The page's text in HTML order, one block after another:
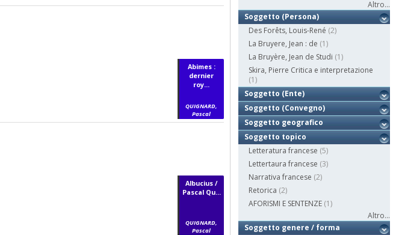
Abimes :
dernier
roy...
QUIGNARD,
Pascal
Albucius /
Pascal Qu...
QUIGNARD,
Pascal
Altro...
Soggetto (Persona)
Des Forêts, Louis-René (2)
La Bruyere, Jean : de (1)
La Bruyère, Jean de Studi (1)
Skira, Pierre Critica e interpretazione
(1)
Soggetto (Ente)
Soggetto (Convegno)
Soggetto geografico
Soggetto topico
Letteratura francese (5)
Lettertaura francese (3)
Narrativa francese (2)
Retorica (2)
AFORISMI E SENTENZE (1)
Altro...
Soggetto genere / forma